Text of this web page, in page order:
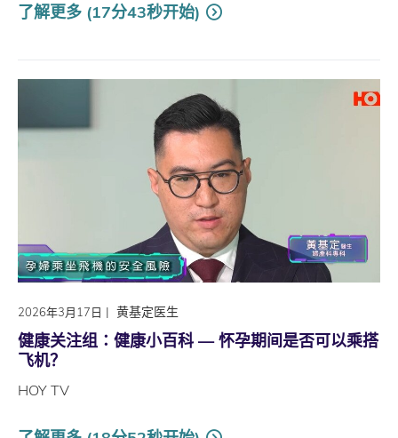
了解更多 (17分43秒开始)
2026年3月17日 | 黄基定医生
健康关注组∶健康小百科 — 怀孕期间是否可以乘搭
飞机？
HOY TV